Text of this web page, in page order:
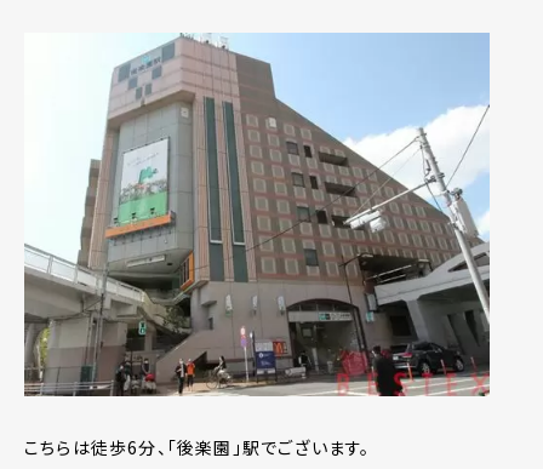
こちらは徒歩6分、「後楽園」駅でございます。